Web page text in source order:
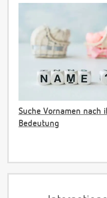
Suche Vornamen nach
Bedeutung